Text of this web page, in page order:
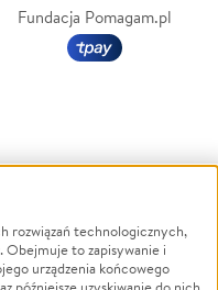
Fundacja Pomagam.pl
Powódź
Wichura
rozwiązań technologicznych,
Obejmuje to zapisywanie i
urządzenia końcowego